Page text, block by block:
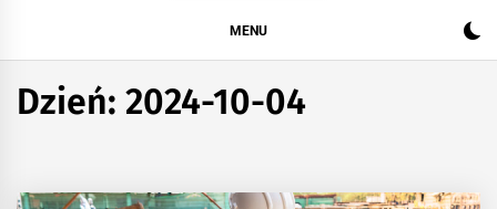
MENU
Dzień:2024-10-04